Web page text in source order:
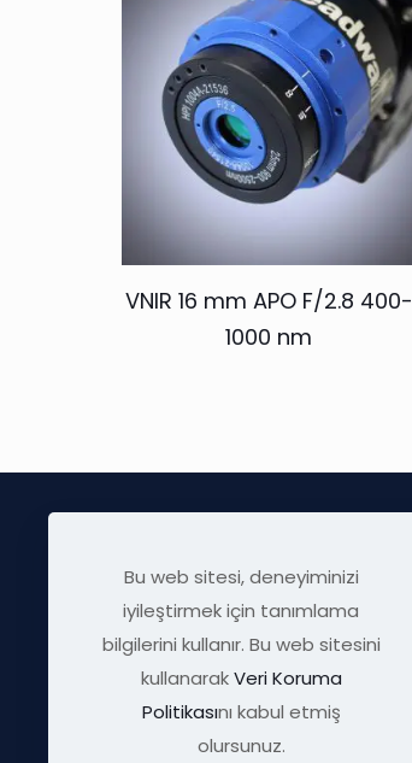
VNIR 16 mm APO F/2.8 400-
1000 nm
info@visratek.com
Bu web sitesi, deneyiminizi
iyileştirmek için tanımlama
bilgilerini kullanır. Bu web sitesini
kullanarakVeri Koruma
Politikasını kabul etmiş
olursunuz.